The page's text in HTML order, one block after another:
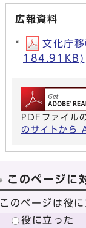
広報資料
文化庁
184.91KB)
PDFファイル
のサイトから
このページに
このページは役
役に立った